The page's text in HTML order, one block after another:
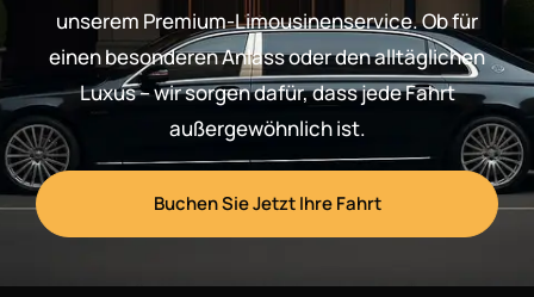
unserem Premium-Limousinenservice. Ob für
einen besonderen Anlass oder den alltäglichen
Luxus – wir sorgen dafür, dass jede Fahrt
außergewöhnlich ist.
Buchen Sie Jetzt Ihre Fahrt